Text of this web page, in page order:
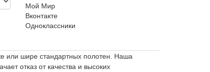
Мой Мир
Вконтакте
Одноклассники
или шире стандартных полотен. Наша
отказ от качества и высоких